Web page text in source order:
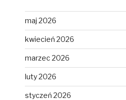
maj 2026
kwiecień 2026
marzec 2026
luty 2026
styczeń 2026